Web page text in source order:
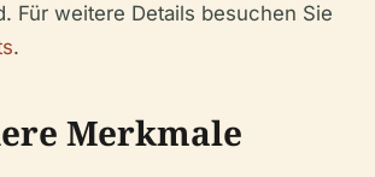
Für weitere Details besuchen Sie
.
Merkmale